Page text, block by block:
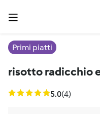
Primi piatti
risotto radicchio
5.0(4)